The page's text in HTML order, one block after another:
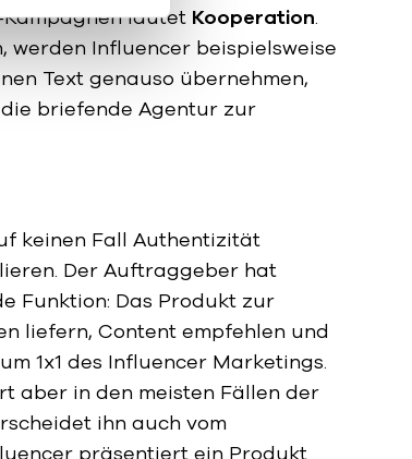
lautet Kooperation.
Influencer beispielsweise
Text genauso übernehmen,
briefende Agentur zur
keinen Fall Authentizität
Der Auftraggeber hat
Funktion: Das Produkt zur
liefern, Content empfehlen und
1x1 des Influencer Marketings.
aber in den meisten Fällen der
ihn auch vom